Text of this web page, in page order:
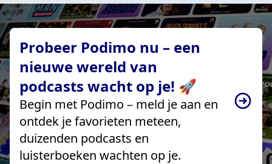
Probeer Podimo nu – een
nieuwe wereld van
podcasts wacht op je! 🚀
Begin met Podimo – meld je aan en
ontdek je favorieten meteen,
duizenden podcasts en
luisterboeken wachten op je.